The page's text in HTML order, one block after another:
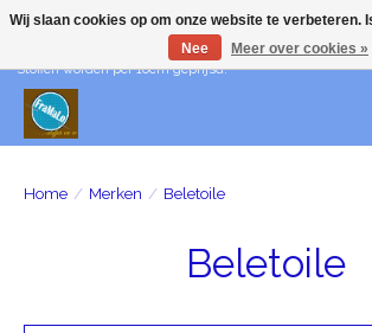
Wij leveren me-time! Levering in België: €1 - Levering in
Stoffen worden per 10cm geprijsd!
Home / Merken / Beletoile
Beletoile
Wij slaan cookies op om onze website te verbeteren.
Nee
Meer over cookies »